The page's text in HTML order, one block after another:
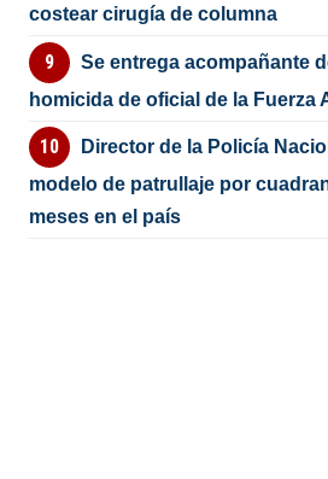
costear cirugía de columna
Se entrega acompañante
homicida de oficial de la Fuerza
Director de la Policía
modelo de patrullaje por
meses en el país